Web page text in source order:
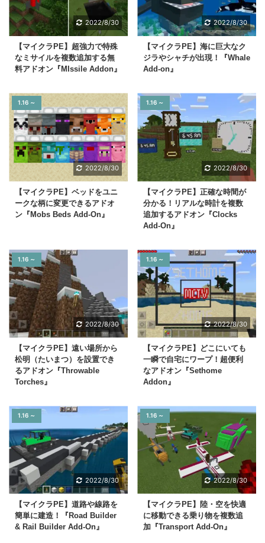
2022/8/30
【マイクラPE】超強力で特殊
なミサイルを複数追加する無
料アドオン『MIssile Addon』
2022/8/30
【マイクラPE】海に巨大なク
ジラやシャチが出現！『Whale
Add-on』
1.16 ～
2022/8/30
【マイクラPE】ベッドをユニ
ークな柄に変更できるアドオ
ン『Mobs Beds Add-On』
1.16 ～
2022/8/30
【マイクラPE】正確な時間が
分かる！リアルな時計を複数
追加するアドオン『Clocks
Add-On』
1.16 ～
2022/8/30
【マイクラPE】遠い場所から
松明（たいまつ）を設置でき
るアドオン『Throwable
Torches』
1.16 ～
2022/8/30
【マイクラPE】どこにいても
一瞬で自宅にワープ！超便利
なアドオン『Sethome
Addon』
1.16 ～
2022/8/30
【マイクラPE】道路や線路を
簡単に建造！『Road Builder
& Rail Builder Add-On』
1.16 ～
2022/8/30
【マイクラPE】陸・空を快適
に移動できる乗り物を複数追
加『Transport Add-On』